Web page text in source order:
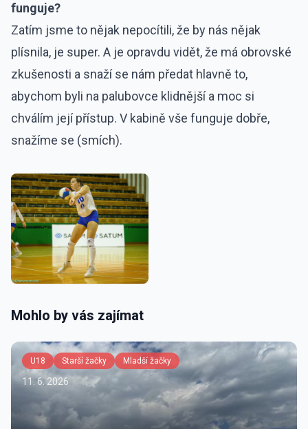
funguje?
Zatím jsme to nějak nepocítili, že by nás nějak
plísnila, je super. A je opravdu vidět, že má obrovské
zkušenosti a snaží se nám předat hlavně to,
abychom byli na palubovce klidnější a moc si
chválím její přístup. V kabině vše funguje dobře,
snažíme se (smích).
Mohlo by vás zajímat
U18 Starší žačky Mladší žačky
11. 6. 2026